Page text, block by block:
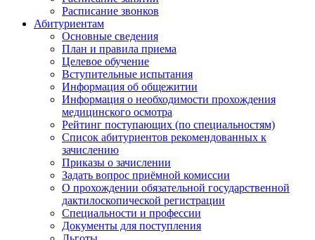
Расписание звонков
Абитуриентам
Основные сведения
План и правила приема
Целевое обучение
Вступительные испытания
Информация об общежитии
Информация о необходимости прохождения
медицинского осмотра
Рейтинг поступающих (по специальностям)
Список абитуриентов рекомендованных к
зачислению
Приказы о зачислении
Задать вопрос приёмной комиссии
О прохождении обязательной государственной
дактилоскопической регистрации
Специальности и профессии
Документы для поступления